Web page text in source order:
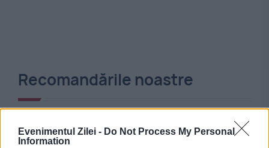
Evenimentul Zilei - Do Not Process My Personal
Information
Recomandările noastre